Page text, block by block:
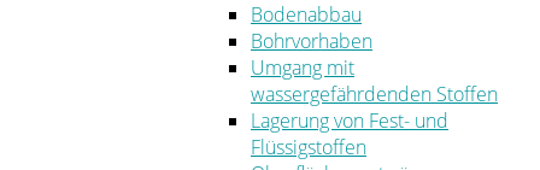
Bodenabbau
Bohrvorhaben
Umgang mit
wassergefährdenden Stoffen
Lagerung von Fest- und
Flüssigstoffen